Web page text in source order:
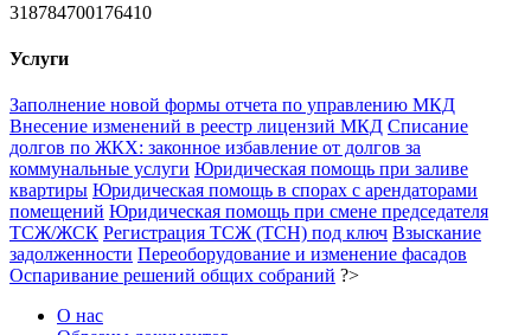
318784700176410
Услуги
Заполнение новой формы отчета по управлению МКД
Внесение изменений в реестр лицензий МКД Списание
долгов по ЖКХ: законное избавление от долгов за
коммунальные услуги Юридическая помощь при заливе
квартиры Юридическая помощь в спорах с арендаторами
помещений Юридическая помощь при смене председателя
ТСЖ/ЖСК Регистрация ТСЖ (ТСН) под ключ Взыскание
задолженности Переоборудование и изменение фасадов
Оспаривание решений общих собраний ?>
О нас